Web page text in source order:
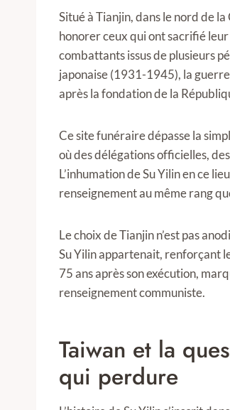
Situé à Tianjin, dans le nord de
honorer ceux qui ont sacrifié
combattants issus de plusieurs
japonaise (1931-1945), la
après la fondation de la
Ce site funéraire dépasse la
où des délégations officielles,
L’inhumation de Su Yilin en ce
renseignement au même rang
Le choix de Tianjin n’est pas
Su Yilin appartenait, renforçant
75 ans après son exécution,
renseignement communiste.
Taiwan et la
qui perdure